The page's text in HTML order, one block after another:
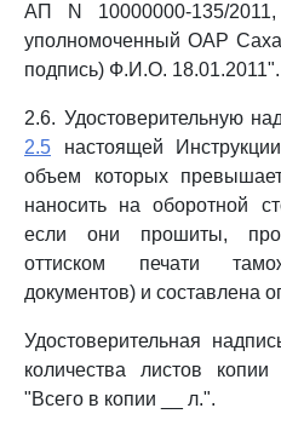
АП N 10000000-135/
уполномоченный ОАР
подпись) Ф.И.О. 18.01.2011".
2.6. Удостоверительную
2.5 настоящей
объем которых
наносить на оборотной
если они прошиты,
оттиском печати
документов) и составлена
Удостоверительная
количества листов
"Всего в копии __ л.".